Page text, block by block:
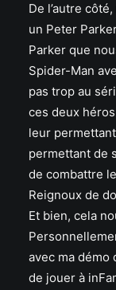
De l’autre
un Peter
Parker que
Spider-Man
pas trop au
ces deux
leur
permettant de
de combattre
Reignoux de
Et bien, cela
avec ma démo
de jouer à